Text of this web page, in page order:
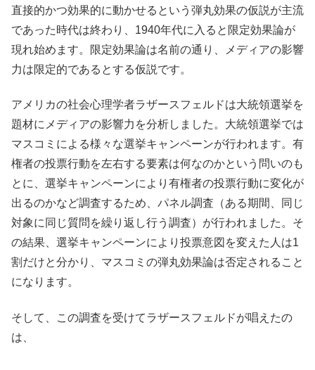
直接的かつ効果的に動かせるという弾丸効果の仮説が主流
であった時代は終わり、1940年代に入ると限定効果論が
現れ始めます。限定効果論は名前の通り、メディアの影響
力は限定的であるとする仮説です。
アメリカの社会心理学者ラザースフェルドは大統領選挙を
題材にメディアの影響力を分析しました。大統領選挙では
マスコミによる様々な選挙キャンペーンが行われます。有
権者の投票行動を左右する要素は何なのかという問いのも
とに、選挙キャンペーンにより有権者の投票行動に変化が
出るのかなど調査するため、パネル調査（ある期間、同じ
対象に同じ質問を繰り返し行う調査）が行われました。そ
の結果、選挙キャンペーンにより投票意図を変えた人は1
割だけと分かり、マスコミの弾丸効果論は否定されること
になります。
そして、この調査を受けてラザースフェルドが唱えたの
は、